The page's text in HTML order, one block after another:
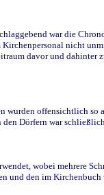
war die
nicht
davor und
offensichtlich so
Dörfern war
wobei mehrere
und den im Kirchenbuch